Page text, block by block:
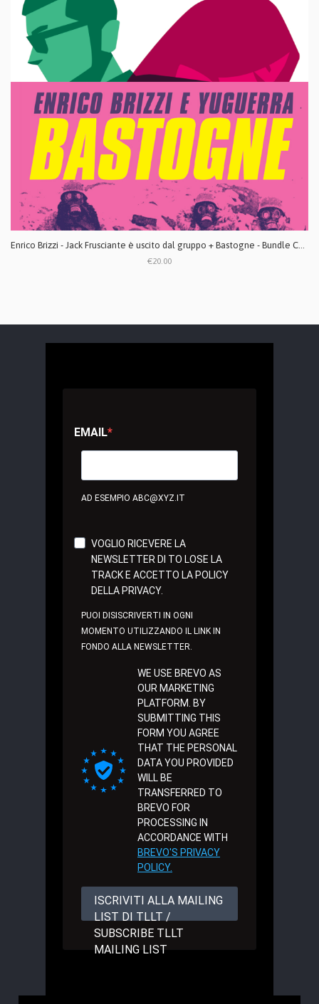
€20.00
EMAIL
AD ESEMPIO ABC@XYZ.IT
VOGLIO RICEVERE LA
NEWSLETTER DI TO LOSE LA
TRACK E ACCETTO LA POLICY
DELLA PRIVACY.
PUOI DISISCRIVERTI IN OGNI
MOMENTO UTILIZZANDO IL LINK IN
FONDO ALLA NEWSLETTER.
WE USE BREVO AS
OUR MARKETING
PLATFORM. BY
SUBMITTING THIS
FORM YOU AGREE
THAT THE PERSONAL
DATA YOU PROVIDED
WILL BE
TRANSFERRED TO
BREVO FOR
PROCESSING IN
ACCORDANCE WITH
BREVO'S PRIVACY
POLICY.
ISCRIVITI ALLA MAILING
LIST DI TLLT /
SUBSCRIBE TLLT
MAILING LIST